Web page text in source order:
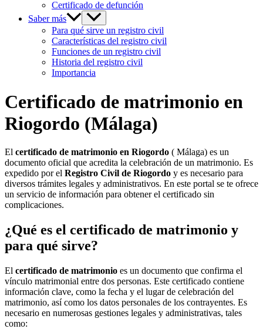
Certificado de defunción
Saber más
Para qué sirve un registro civil
Características del registro civil
Funciones de un registro civil
Historia del registro civil
Importancia
Certificado de matrimonio en
Riogordo (Málaga)
El certificado de matrimonio en Riogordo ( Málaga) es un
documento oficial que acredita la celebración de un matrimonio. Es
expedido por el Registro Civil de Riogordo y es necesario para
diversos trámites legales y administrativos. En este portal se te ofrece
un servicio de información para obtener el certificado sin
complicaciones.
¿Qué es el certificado de matrimonio y
para qué sirve?
El certificado de matrimonio es un documento que confirma el
vínculo matrimonial entre dos personas. Este certificado contiene
información clave, como la fecha y el lugar de celebración del
matrimonio, así como los datos personales de los contrayentes. Es
necesario en numerosas gestiones legales y administrativas, tales
como: